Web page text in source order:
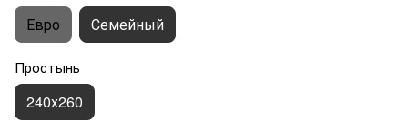
Евро Семейный
Простынь
240х260